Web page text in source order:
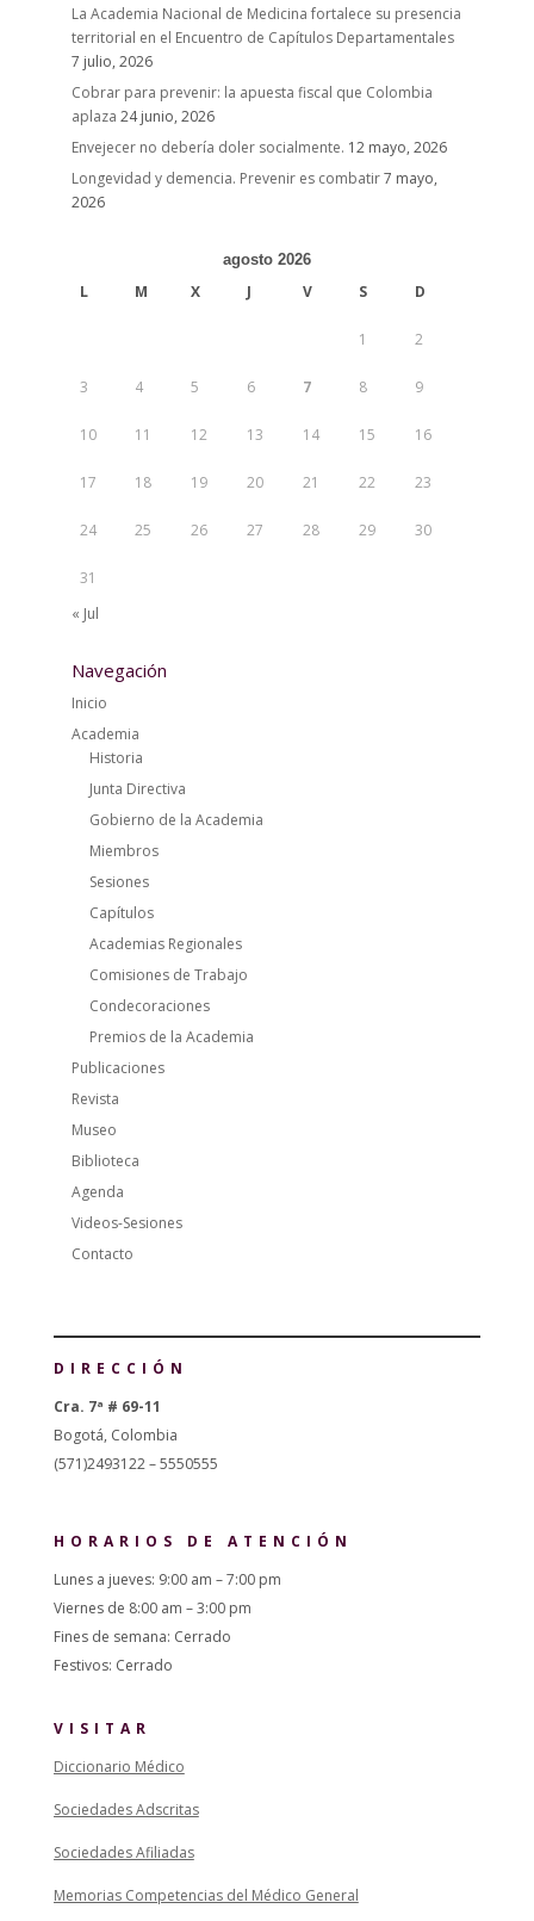
La Academia Nacional de Medicina fortalece su presencia
territorial en el Encuentro de Capítulos Departamentales
7 julio, 2026
Cobrar para prevenir: la apuesta fiscal que Colombia
aplaza 24 junio, 2026
Envejecer no debería doler socialmente. 12 mayo, 2026
Longevidad y demencia. Prevenir es combatir7 mayo,
2026
agosto 2026
L M X J V S D
1 2
3 4 5 6 7 8 9
10 11 12 13 14 15 16
17 18 19 20 21 22 23
24 25 26 27 28 29 30
31
« Jul
Navegación
Inicio
Academia
Historia
Junta Directiva
Gobierno de la Academia
Miembros
Sesiones
Capítulos
Academias Regionales
Comisiones de Trabajo
Condecoraciones
Premios de la Academia
Publicaciones
Revista
Museo
Biblioteca
Agenda
Videos-Sesiones
Contacto
DIRECCIÓN
Cra. 7ª # 69-11
Bogotá, Colombia
(571)2493122 – 5550555
HORARIOS DE ATENCIÓN
Lunes a jueves: 9:00 am – 7:00 pm
Viernes de 8:00 am – 3:00 pm
Fines de semana: Cerrado
Festivos: Cerrado
VISITAR
Diccionario Médico
Sociedades Adscritas
Sociedades Afiliadas
Memorias Competencias del Médico General